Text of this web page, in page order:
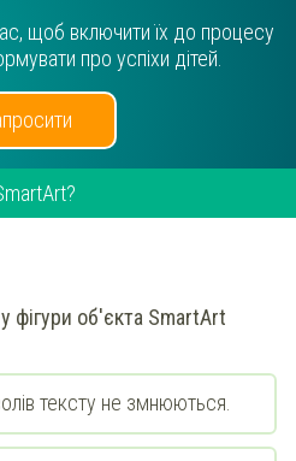
щоб включити їх до процесу
про успіхи дітей.
фігури об'єкта SmartArt
тексту не змнюються.